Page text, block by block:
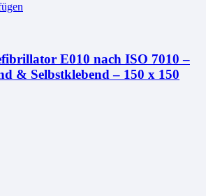
E010 nach ISO 7010 –
& Selbstklebend – 150 x 150